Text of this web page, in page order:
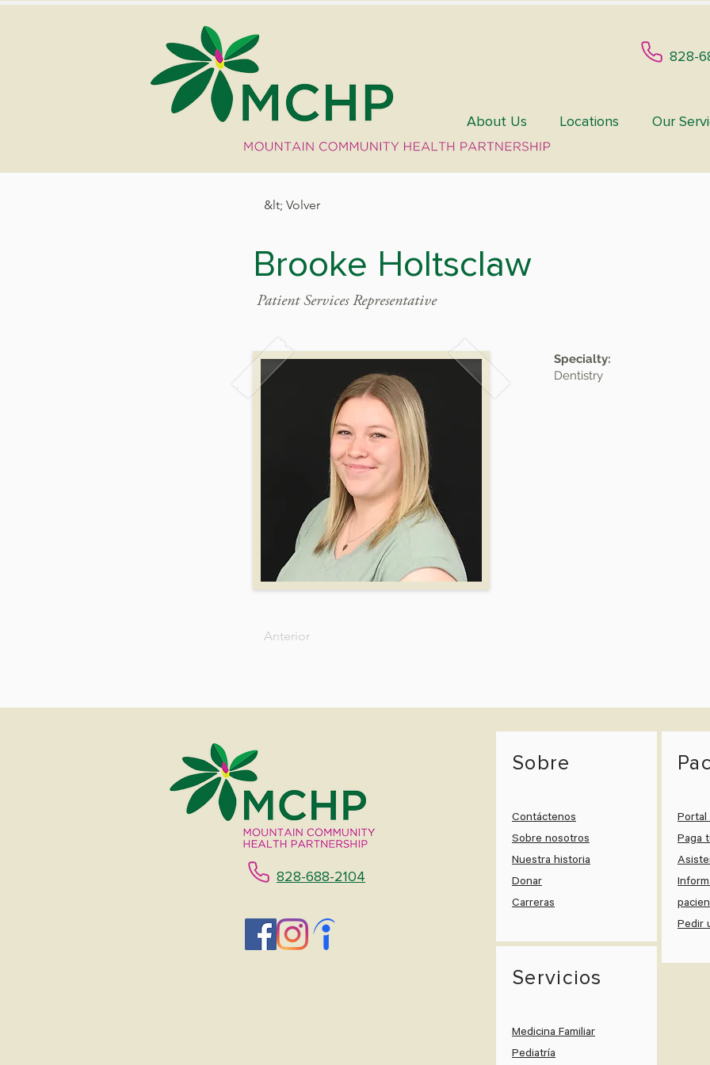
828-
About Us Locations Our
&lt; Volver
Brooke Holtsclaw
Patient Services Representative
Specialty:
Dentistry
Anterior
828-688-2104
Sobre
Contáctenos
Sobre nosotros
Nuestra historia
Donar
Carreras
Servicios
Medicina Familiar
Pediatría
Portal
Paga
Pedir